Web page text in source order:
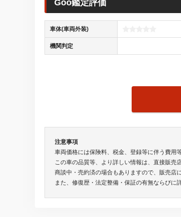
Goo鑑定評価
車体(車両外装)
機関判定
注意事項
車両価格には保険料、税金、登録等に伴う費用
この車の品質等、より詳しい情報は、直接販売
商談中・売約済の場合もありますので、販売店
また、修復歴・法定整備・保証の有無ならびに